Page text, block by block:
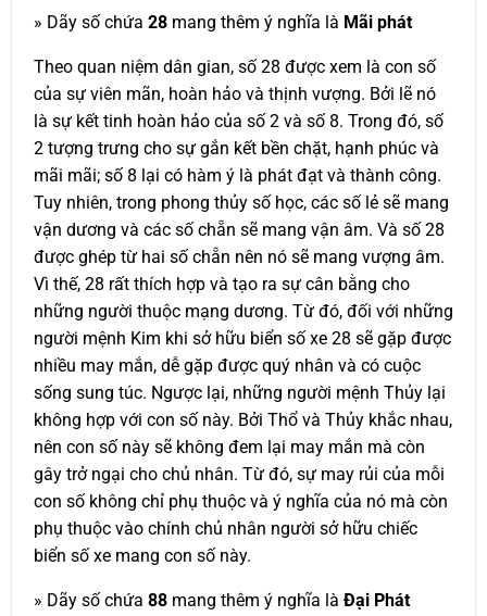
» Dãy số chứa 28 mang thêm ý nghĩa là Mãi phát
Theo quan niệm dân gian, số 28 được xem là con số
của sự viên mãn, hoàn hảo và thịnh vượng. Bởi lẽ nó
là sự kết tinh hoàn hảo của số 2 và số 8. Trong đó, số
2 tượng trưng cho sự gắn kết bền chặt, hạnh phúc và
mãi mãi; số 8 lại có hàm ý là phát đạt và thành công.
Tuy nhiên, trong phong thủy số học, các số lẻ sẽ mang
vận dương và các số chẵn sẽ mang vận âm. Và số 28
được ghép từ hai số chẵn nên nó sẽ mang vượng âm.
Vì thế, 28 rất thích hợp và tạo ra sự cân bằng cho
những người thuộc mạng dương. Từ đó, đối với những
người mệnh Kim khi sở hữu biển số xe 28 sẽ gặp được
nhiều may mắn, dễ gặp được quý nhân và có cuộc
sống sung túc. Ngược lại, những người mệnh Thủy lại
không hợp với con số này. Bởi Thổ và Thủy khắc nhau,
nên con số này sẽ không đem lại may mắn mà còn
gây trở ngại cho chủ nhân. Từ đó, sự may rủi của mỗi
con số không chỉ phụ thuộc và ý nghĩa của nó mà còn
phụ thuộc vào chính chủ nhân người sở hữu chiếc
biển số xe mang con số này.
» Dãy số chứa 88 mang thêm ý nghĩa là Đại Phát